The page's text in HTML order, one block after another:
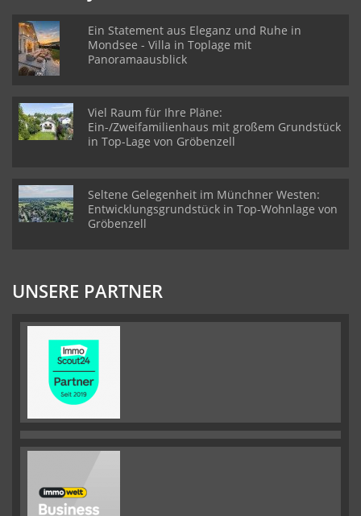
Ein Statement aus Eleganz und Ruhe in
Mondsee - Villa in Toplage mit
Panoramaausblick
Viel Raum für Ihre Pläne:
Ein-/Zweifamilienhaus mit großem Grundstück
in Top-Lage von Gröbenzell
Seltene Gelegenheit im Münchner Westen:
Entwicklungsgrundstück in Top-Wohnlage von
Gröbenzell
UNSERE PARTNER